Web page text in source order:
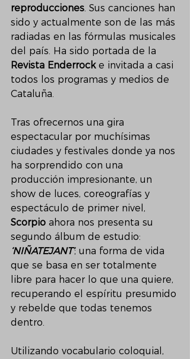
reproducciones. Sus canciones han
sido y actualmente son de las más
radiadas en las fórmulas musicales
del país. Ha sido portada de la
Revista Enderrock e invitada a casi
todos los programas y medios de
Cataluña.
Tras ofrecernos una gira
espectacular por muchísimas
ciudades y festivales donde ya nos
ha sorprendido con una
producción impresionante, un
show de luces, coreografías y
espectáculo de primer nivel,
Scorpio ahora nos presenta su
segundo álbum de estudio:
‘NIÑATEJANT’; una forma de vida
que se basa en ser totalmente
libre para hacer lo que una quiere,
recuperando el espíritu presumido
y rebelde que todas tenemos
dentro.
Utilizando vocabulario coloquial,